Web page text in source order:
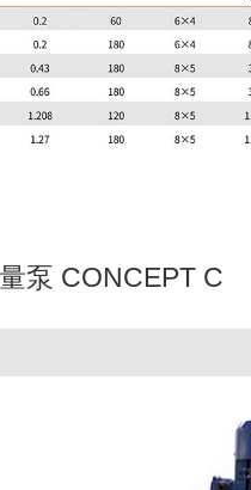
泵 CONCEPT C